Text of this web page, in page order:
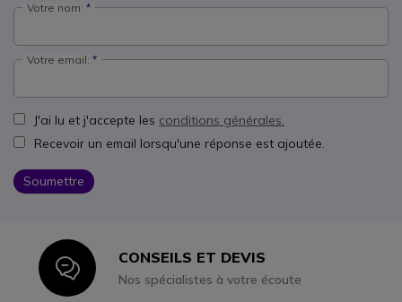
Votre nom:
Votre email:
J'ai lu et j'accepte les conditions générales.
Recevoir un email lorsqu'une réponse est ajoutée.
Soumettre
IconCONSEILS ET DEVIS
Nos spécialistes à votre écoute